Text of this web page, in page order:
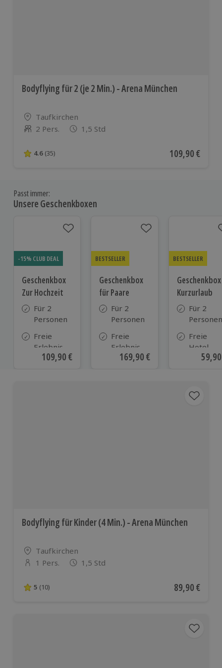
Bodyflying für 2 (je 2 Min.) - Arena München
Standort
Taufkirchen
Anzahl der Teilnehmer
2 Pers. 1,5 Std
4.6 von 5 Sternen basierend auf 35 Bewertungen
4.6 (35) Aktueller Preis
109,90 €
Passt immer:
Unsere Geschenkboxen
-15% CLUB DEAL
Geschenkbox
Zur Hochzeit
Für 2
Personen
Freie
Erlebnis-
Auswahl
Aktueller Preis
109,90 €
BESTSELLER
Geschenkbox
für Paare
Für 2
Personen
Freie
Erlebnis-
Auswahl
Aktueller Preis
169,90 €
BESTSELLER
Geschenkbox
Kurzurlaub
Für 2
Personen
Freie
Hotel-
Auswahl
Bodyflying für Kinder (4 Min.) - Arena München
Standort
Taufkirchen
Anzahl der Teilnehmer
1 Pers. 1,5 Std
5 von 5 Sternen basierend auf 10 Bewertungen
5 (10) Aktueller
89,90 €